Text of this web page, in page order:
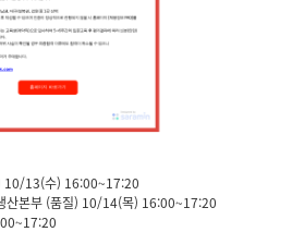
10/13(수) 16:00~17:20
산본부 (품질) 10/14(목) 16:00~17:20